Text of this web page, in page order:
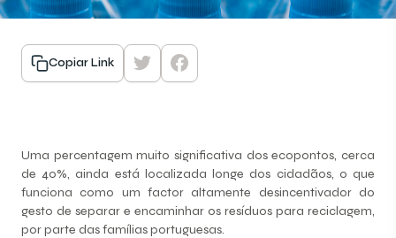
Copiar Link
Uma percentagem muito significativa dos ecopontos, cerca
de 40%, ainda está localizada longe dos cidadãos, o que
funciona como um factor altamente desincentivador do
gesto de separar e encaminhar os resíduos para reciclagem,
por parte das famílias portuguesas.